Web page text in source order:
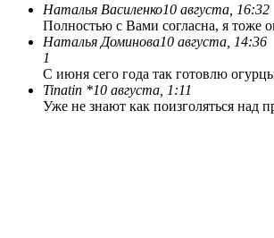
Наталья Василенко10 августа, 16:32
Полностью с Вами согласна, я тоже
Наталья Доминова10 августа, 14:36
1
С июня сего года так готовлю
Tinatin *10 августа, 1:11
Уже не знают как поизголяться над